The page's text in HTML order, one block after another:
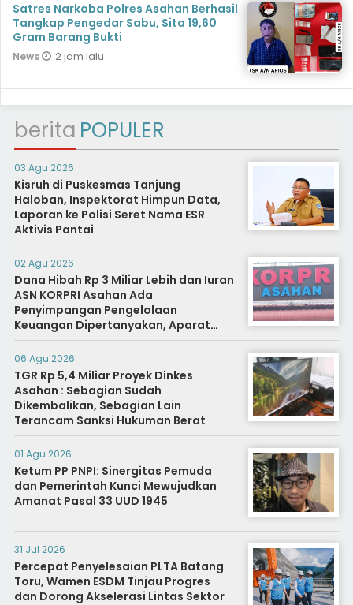
Satres Narkoba Polres Asahan Berhasil
Tangkap Pengedar Sabu, Sita 19,60
Gram Barang Bukti
News 2 jam lalu
berita POPULER
03 Agu 2026
Kisruh di Puskesmas Tanjung
Haloban, Inspektorat Himpun Data,
Laporan ke Polisi Seret Nama ESR
Aktivis Pantai
02 Agu 2026
Dana Hibah Rp 3 Miliar Lebih dan Iuran
ASN KORPRI Asahan Ada
Penyimpangan Pengelolaan
Keuangan Dipertanyakan, Aparat
Diminta Segera Usut
06 Agu 2026
TGR Rp 5,4 Miliar Proyek Dinkes
Asahan : Sebagian Sudah
Dikembalikan, Sebagian Lain
Terancam Sanksi Hukuman Berat
01 Agu 2026
Ketum PP PNPI: Sinergitas Pemuda
dan Pemerintah Kunci Mewujudkan
Amanat Pasal 33 UUD 1945
31 Jul 2026
Percepat Penyelesaian PLTA Batang
Toru, Wamen ESDM Tinjau Progres
dan Dorong Akselerasi Lintas Sektor